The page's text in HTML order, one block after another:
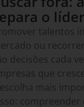
o
talentos
ou
decisões cada
que
mais